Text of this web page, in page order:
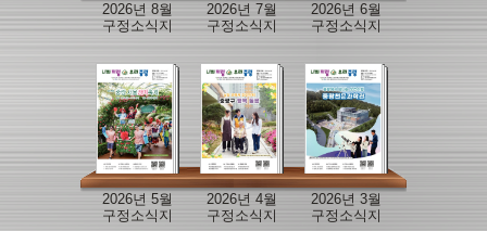
2026년 8월
구정소식지
2026년 7월
구정소식지
2026년 6월
구정소식지
2026년 5월
구정소식지
2026년 4월
구정소식지
2026년 3월
구정소식지